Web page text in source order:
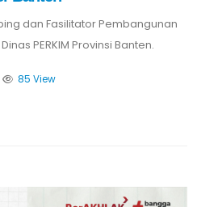
dan Fasilitator Pembangunan
PERKIM Provinsi Banten.
85 View